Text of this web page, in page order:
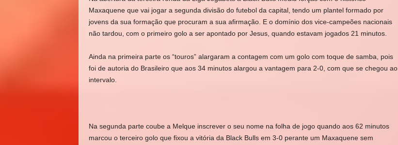
Maxaquene que vai jogar a segunda divisão do futebol da capital, tendo um plantel formado por
jovens da sua formação que procuram a sua afirmação. E o domínio dos vice-campeões nacionais
não tardou, com o primeiro golo a ser apontado por Jesus, quando estavam jogados 21 minutos.
Ainda na primeira parte os “touros” alargaram a contagem com um golo com toque de samba, pois
foi de autoria do Brasileiro que aos 34 minutos alargou a vantagem para 2-0, com que se chegou ao
intervalo.
Na segunda parte coube a Melque inscrever o seu nome na folha de jogo quando aos 62 minutos
marcou o terceiro golo que fixou a vitória da Black Bulls em 3-0 perante um Maxaquene sem